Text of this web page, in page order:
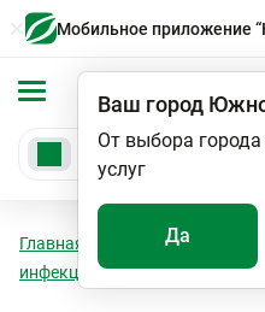
Мобильное приложение
Ваш город
От выбора
услуг
Да
Главная Анализы
инфекции
Обследование